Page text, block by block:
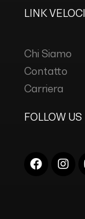
LINK VELOCI
Chi Siamo
Contatto
Carriera
FOLLOW US